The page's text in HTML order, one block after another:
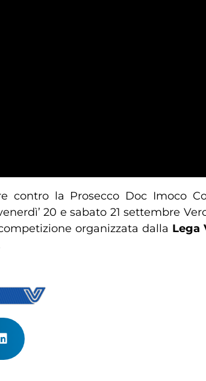
contro la Prosecco Doc Imoco
20 e sabato 21 settembre
organizzata dalla Lega